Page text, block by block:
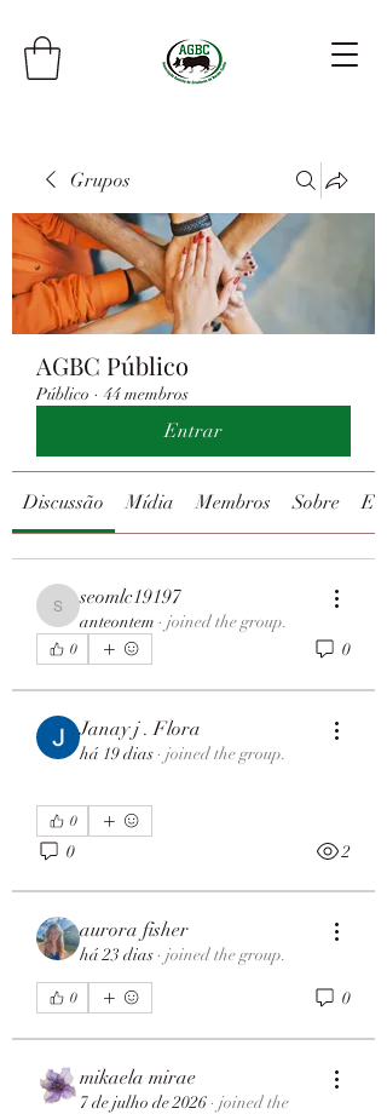
Grupos
AGBC Público
Público · 44 membros
Entrar
Discussão Mídia Membros Sobre
seomlc19197
seomlc19197
anteontem · joined the group.
0 0
Janay j . Flora
há 19 dias · joined the group.
0
0 2
aurora fisher
há 23 dias · joined the group.
0 0
mikaela mirae
7 de julho de 2026 · joined the